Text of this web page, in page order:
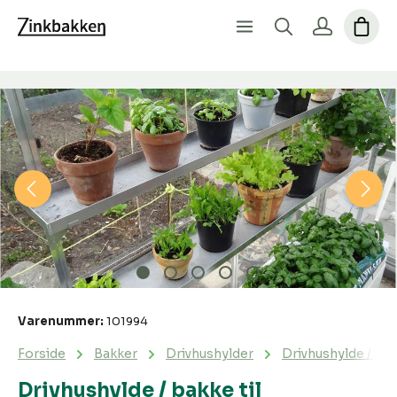
Spring over billedgalleri
Drivhushylde / bakke til
Forside Bakker Drivhushylder Drivhushylde /
Varenummer: 101994